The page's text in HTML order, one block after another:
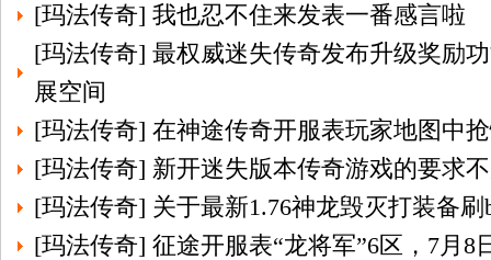
[玛法传奇] 我也忍不住来发表一番感言啦
[玛法传奇] 最权威迷失传奇发布升级奖励
展空间
[玛法传奇] 在神途传奇开服表玩家地图中
[玛法传奇] 新开迷失版本传奇游戏的要求
[玛法传奇] 关于最新1.76神龙毁灭打装备刷
[玛法传奇] 征途开服表“龙将军”6区，7月8